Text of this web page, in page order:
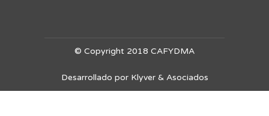
© Copyright 2018 CAFYDMA
Desarrollado por Klyver & Asociados